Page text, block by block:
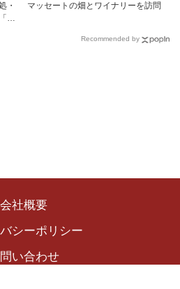
・
黒
マッセートの畑とワイナリーを訪問
Recommended by
会社概要
シーポリシー
い合わせ